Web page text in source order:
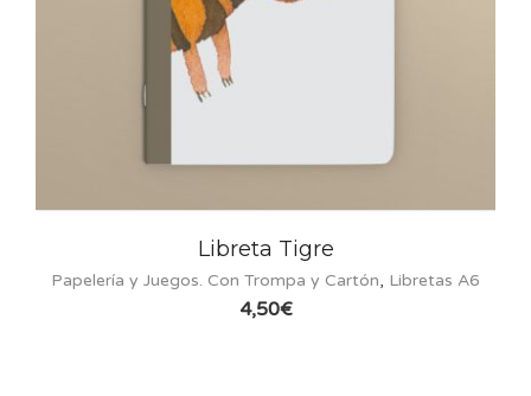
Con Trompa y Cartón,Libretas A6 COLECCIÓN